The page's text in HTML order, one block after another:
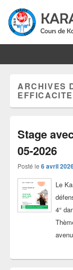
Karate
ARCHIVES
EFFICACITE
Stage
05-2026
Posté le 6 avril
Le
4°